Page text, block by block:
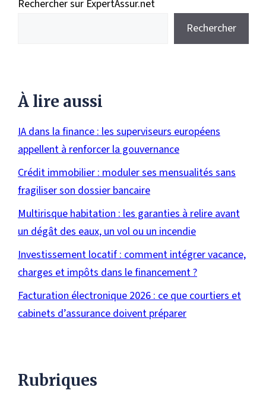
Rechercher sur ExpertAssur.net
Rechercher
À lire aussi
IA dans la finance : les superviseurs européens
appellent à renforcer la gouvernance
Crédit immobilier : moduler ses mensualités sans
fragiliser son dossier bancaire
Multirisque habitation : les garanties à relire avant
un dégât des eaux, un vol ou un incendie
Investissement locatif : comment intégrer vacance,
charges et impôts dans le financement ?
Facturation électronique 2026 : ce que courtiers et
cabinets d’assurance doivent préparer
Rubriques